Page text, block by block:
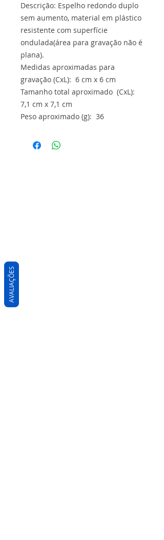
Descrição: Espelho redondo duplo
sem aumento, material em plástico
resistente com superfície
ondulada(área para gravação não é
plana).
Medidas aproximadas para
gravação (CxL): 6 cm x 6 cm
Tamanho total aproximado (CxL):
7,1 cm x 7,1 cm
Peso aproximado (g): 36
AVALIAÇÕES